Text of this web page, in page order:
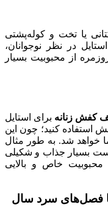
یا تخت و کوله‌پشتی
در نظر نوجوانان،
از محبوبیت بسیار
کفش زنانهبرای استایل
استفاده کنید؛ چون این
خواهد شد. به طور مثال
بسیار جذاب و شکیلی
محبوبیت خاص و بالایی
فصلهای سرد سال